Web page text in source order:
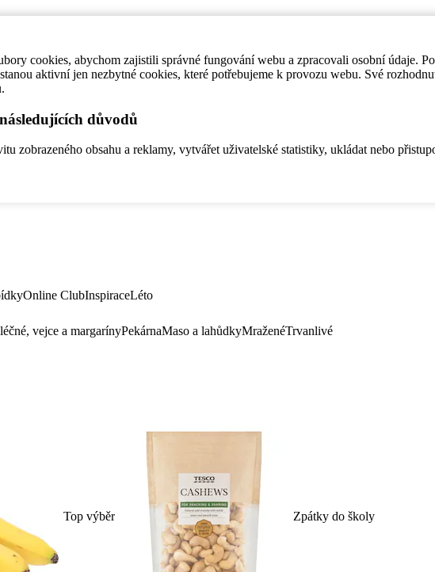
cookies, abychom zajistili správné fungování webu a zpracovali osobní údaje.
aktivní jen nezbytné cookies, které potřebujeme k provozu webu. Své
důvodů
zobrazeného obsahu a reklamy, vytvářet uživatelské statistiky, ukládat nebo
Online ClubInspiraceLéto
vejce a margarínyPekárnaMaso a lahůdkyMraženéTrvanlivé
Top výběr Zpátky do školy